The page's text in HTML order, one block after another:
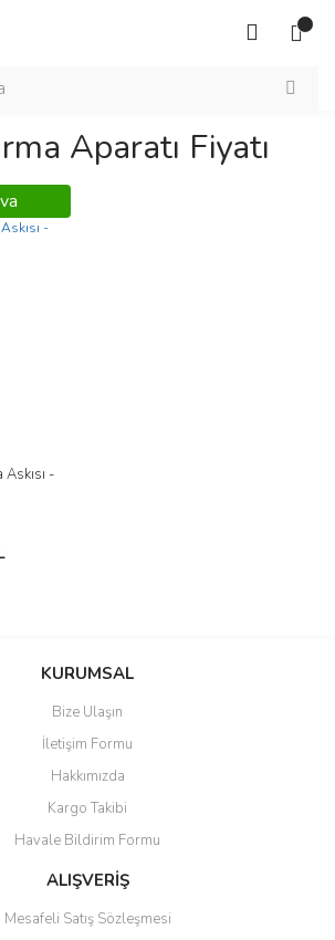
Aparatı Fiyatı
Askısı -
KURUMSAL
Bize Ulaşın
İletişim Formu
Hakkımızda
Kargo Takibi
Havale Bildirim Formu
ALIŞVERİŞ
Mesafeli Satış Sözleşmesi